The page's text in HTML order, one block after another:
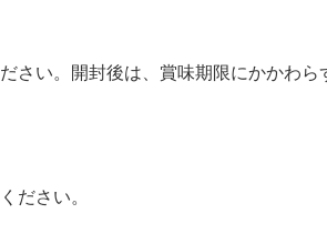
さい。開封後は、賞味期限にかかわら
ださい。